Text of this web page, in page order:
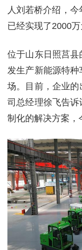
人刘若桥介绍，今
已经实现了2000万
位于山东日照莒
发生产新能源特
场。目前，企业
司总经理徐飞告
制化的解决方案，